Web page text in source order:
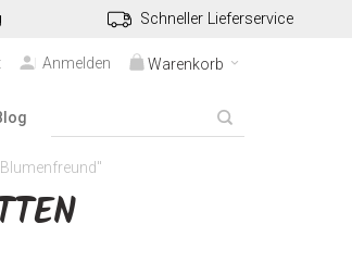
Schneller Lieferservice
Warenkorb
Anmelden
"